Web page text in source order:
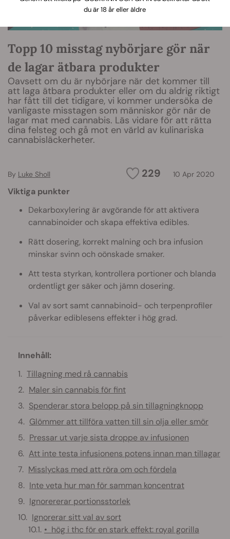
Topp 10 misstag nybörjare gör när
de lagar ätbara produkter
Oavsett om du är nybörjare när det kommer till
att laga ätbara produkter eller om du aldrig riktigt
har fått till det tidigare, vi kommer undersöka de
vanligaste misstagen som människor gör när de
lagar mat med cannabis. Läs vidare för att rätta
dina felsteg och gå mot en värld av kulinariska
cannabisläckerheter.
229 10 Apr 2020
By Luke Sholl
Viktiga punkter
Dekarboxylering är avgörande för att aktivera
cannabinoider och skapa effektiva edibles.
Rätt dosering, korrekt malning och bra infusion
minskar svinn och oönskade smaker.
Att testa styrkan, kontrollera portioner och blanda
ordentligt ger säker och jämn dosering.
Val av sort samt cannabinoid- och terpenprofiler
påverkar ediblesens effekter i hög grad.
Innehåll:
Tillagning med rå cannabis
Maler sin cannabis för fint
Spenderar stora belopp på sin tillagningknopp
Glömmer att tillföra vatten till sin olja eller smör
Pressar ut varje sista droppe av infusionen
Att inte testa infusionens potens innan man tillagar
Misslyckas med att röra om och fördela
Inte veta hur man för samman koncentrat
Ignorererar portionsstorlek
Ignorerar sitt val av sort
• hög i thc för en stark effekt: royal gorilla
du är 18 år eller äldre